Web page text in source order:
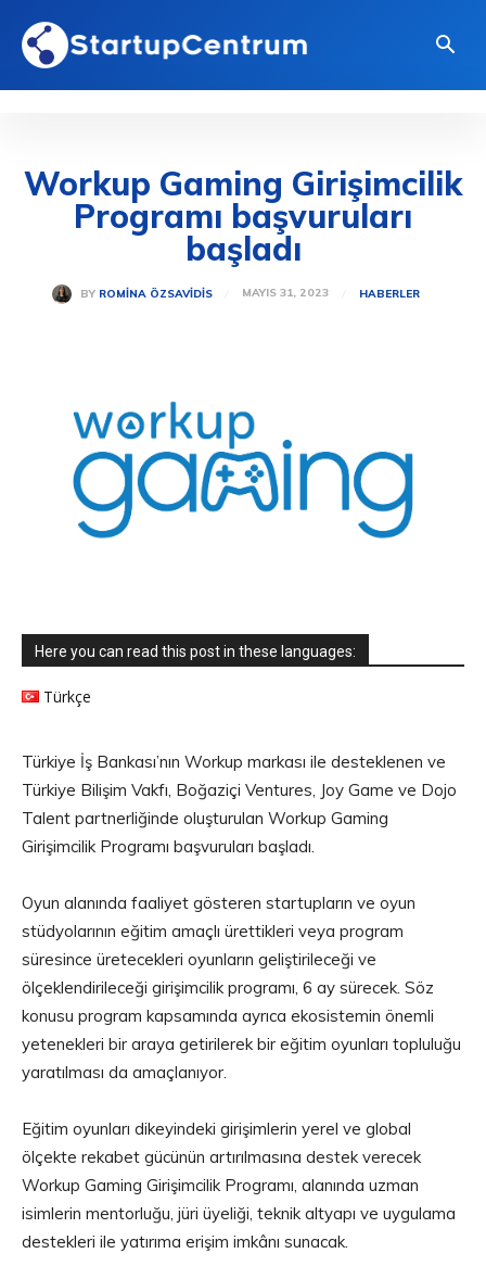
Workup Gaming Girişimcilik
Programı başvuruları
başladı
BY ROMINA ÖZSAVIDIS MAYIS 31, 2023 HABERLER
Here you can read this post in these languages:
Türkçe
Türkiye İş Bankası’nın Workup markası ile desteklenen ve
Türkiye Bilişim Vakfı, Boğaziçi Ventures, Joy Game ve Dojo
Talent partnerliğinde oluşturulan Workup Gaming
Girişimcilik Programı başvuruları başladı.
Oyun alanında faaliyet gösteren startupların ve oyun
stüdyolarının eğitim amaçlı ürettikleri veya program
süresince üretecekleri oyunların geliştirileceği ve
ölçeklendirileceği girişimcilik programı, 6 ay sürecek. Söz
konusu program kapsamında ayrıca ekosistemin önemli
yetenekleri bir araya getirilerek bir eğitim oyunları topluluğu
yaratılması da amaçlanıyor.
Eğitim oyunları dikeyindeki girişimlerin yerel ve global
ölçekte rekabet gücünün artırılmasına destek verecek
Workup Gaming Girişimcilik Programı, alanında uzman
isimlerin mentorluğu, jüri üyeliği, teknik altyapı ve uygulama
destekleri ile yatırıma erişim imkânı sunacak.